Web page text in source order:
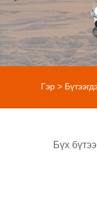
Гэр >
Бүх